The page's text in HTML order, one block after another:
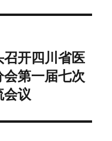
开四川省医
第一届七次
议